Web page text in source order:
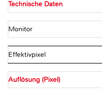
Technische Daten
Monitor
Effektivpixel
Auflösung (Pixel)